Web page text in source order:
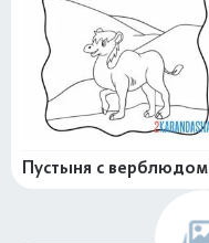
Пустыня с верблюдом